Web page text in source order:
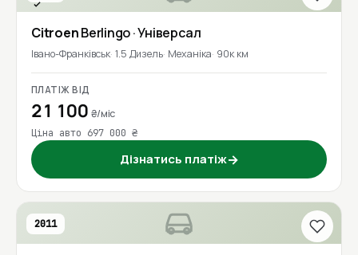
Перевірено
CitroenBerlingo· Універсал
Івано-Франківськ 1.5 Дизель Механіка 90к км
ПЛАТІЖ ВІД
21 100 ₴/міс
Ціна авто 697 000 ₴
Дізнатись платіж→
2011